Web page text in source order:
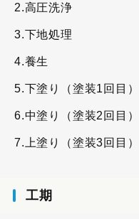
2.高圧洗浄
3.下地処理
4.養生
5.下塗り（塗装1回目）
6.中塗り（塗装2回目）
7.上塗り（塗装3回目）
工期